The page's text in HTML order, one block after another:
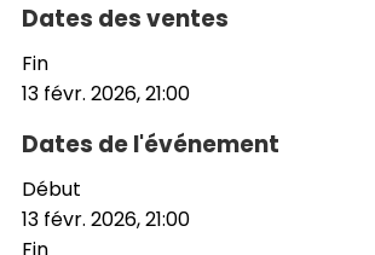
Dates des ventes
Fin
13 févr. 2026, 21:00
Dates de l'événement
Début
13 févr. 2026, 21:00